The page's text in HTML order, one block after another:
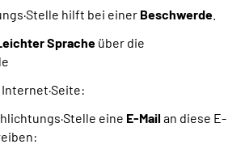
hilft bei einer Beschwerde
Sprache über die
eine E-Mailan diese E-